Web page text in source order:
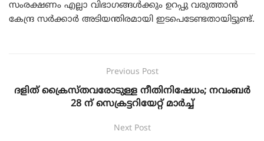
സംരക്ഷണം എല്ലാ വിഭാഗങ്ങള്‍ക്കും ഉറപ്പു വരുത്താന്‍
കേന്ദ്ര സര്‍ക്കാര്‍ അടിയന്തിരമായി ഇടപെടേണ്ടതായിട്ടുണ്ട്.
Previous Post
ദളിത് ക്രൈസ്തവരോടുള്ള നീതിനിഷേധം; നവംബർ
28 ന്‌ സെക്രട്ടറിയേറ്റ് മാര്‍ച്ച്‌
Next Post